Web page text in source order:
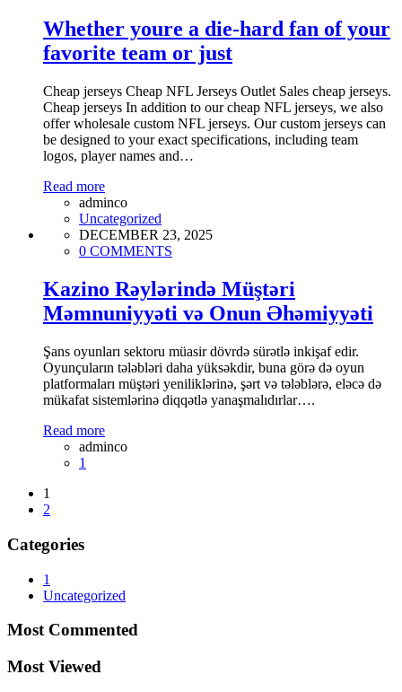
Whether youre a die-hard fan of your
favorite team or just
Cheap jerseys Cheap NFL Jerseys Outlet Sales cheap jerseys.
Cheap jerseys In addition to our cheap NFL jerseys, we also
offer wholesale custom NFL jerseys. Our custom jerseys can
be designed to your exact specifications, including team
logos, player names and…
Read more
adminco
Uncategorized
DECEMBER 23, 2025
0 COMMENTS
Kazino Rəylərində Müştəri
Məmnuniyyəti və Onun Əhəmiyyəti
Şans oyunları sektoru müasir dövrdə sürətlə inkişaf edir.
Oyunçuların tələbləri daha yüksəkdir, buna görə də oyun
platformaları müştəri yeniliklərinə, şərt və tələblərə, eləcə də
mükafat sistemlərinə diqqətlə yanaşmalıdırlar….
Read more
adminco
1
1
2
Categories
1
Uncategorized
Most Commented
Most Viewed